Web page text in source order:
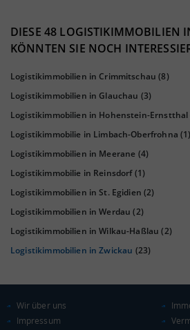
40%
Euro pro Kopf
Kaufkraftindex
DIESE 48 LOGISTIKIMMOBILIEN
KÖNNTEN SIE NOCH
Logistikimmobilien in Crimmitschau (8)
Logistikimmobilien in Glauchau (3)
Logistikimmobilien in Hohenstein-Ernstthal
Logistikimmobilie in Limbach-Oberfrohna (1)
Logistikimmobilien in Meerane (4)
Logistikimmobilie in Reinsdorf(1)
Logistikimmobilien in St. Egidien (2)
Logistikimmobilien in Werdau (2)
Logistikimmobilien in Wilkau-Haßlau (2)
Logistikimmobilien in Zwickau (23)
Wir über uns
Impressum